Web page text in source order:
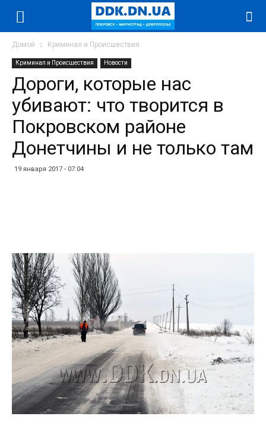
Домой Криминал и Происшествия
Криминал и Происшествия Новости
Дороги, которые нас
убивают: что творится в
Покровском районе
Донетчины и не только там
19 января 2017 - 07:04